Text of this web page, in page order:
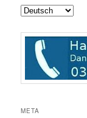
META